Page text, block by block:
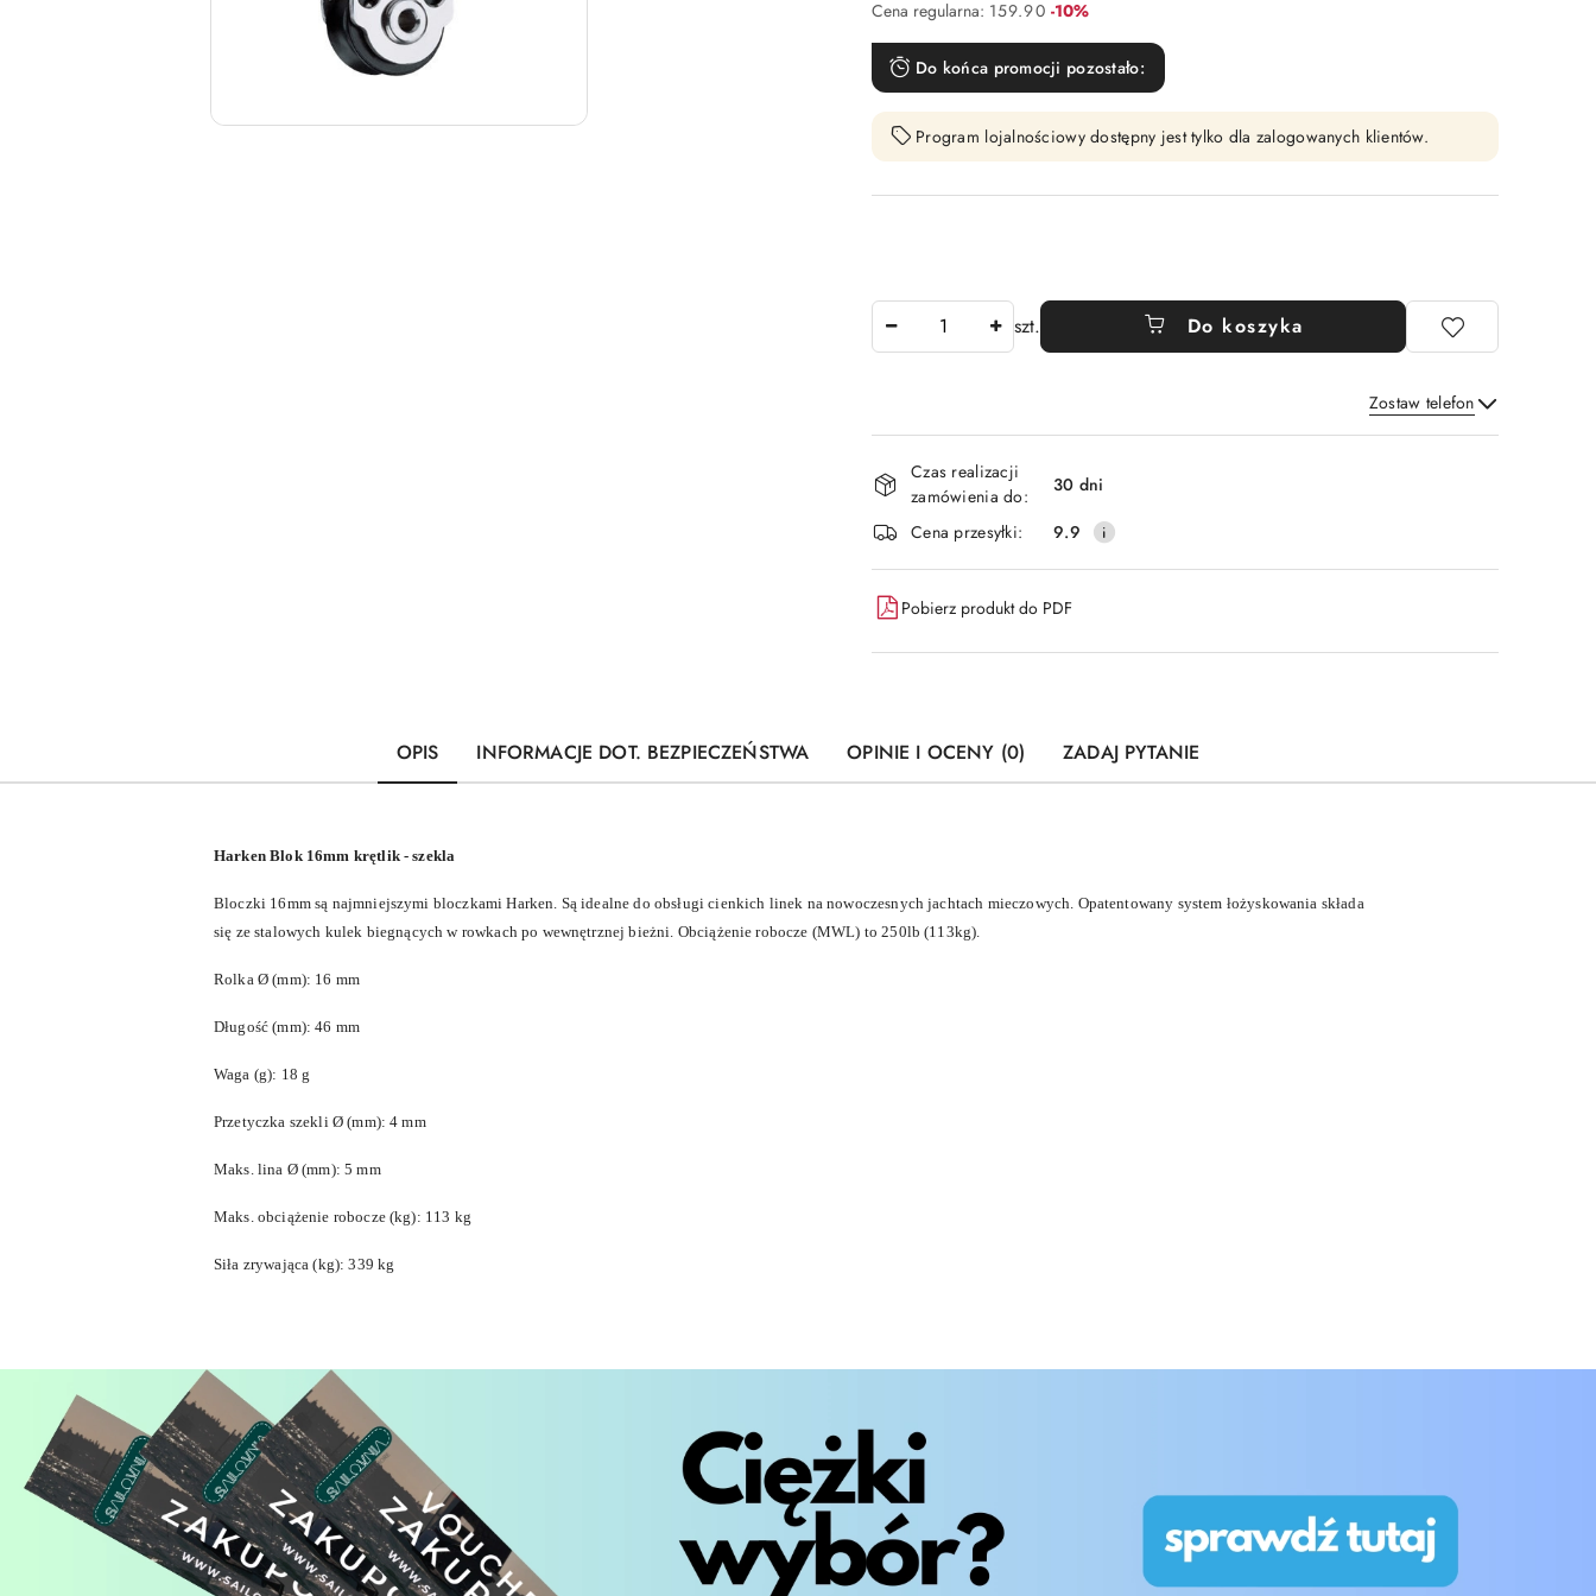
Cena regularna: 159.90 Rabat:
-10%
Do końca promocji pozostało:
Program lojalnościowy dostępny jest tylko dla zalogowanych klientów.
szt. Do koszyka
Zostaw telefon
Wyślij
Dostępność
i
dostawa
Czas realizacji
zamówienia do:
30 dni
Cena przesyłki:
9.9
Pobierz produkt do PDF
OPIS INFORMACJE DOT. BEZPIECZEŃSTWA OPINIE I OCENY (0) ZADAJ PYTANIE
Harken Blok 16mm krętlik - szekla
Bloczki 16mm są najmniejszymi bloczkami Harken. Są idealne do obsługi cienkich linek na nowoczesnych jachtach mieczowych. Opatentowany system łożyskowania składa
się ze stalowych kulek biegnących w rowkach po wewnętrznej bieżni. Obciążenie robocze (MWL) to 250lb (113kg).
Rolka Ø (mm): 16 mm
Długość (mm): 46 mm
Waga (g): 18 g
Przetyczka szekli Ø (mm): 4 mm
Maks. lina Ø (mm): 5 mm
Maks. obciążenie robocze (kg): 113 kg
Siła zrywająca (kg): 339 kg